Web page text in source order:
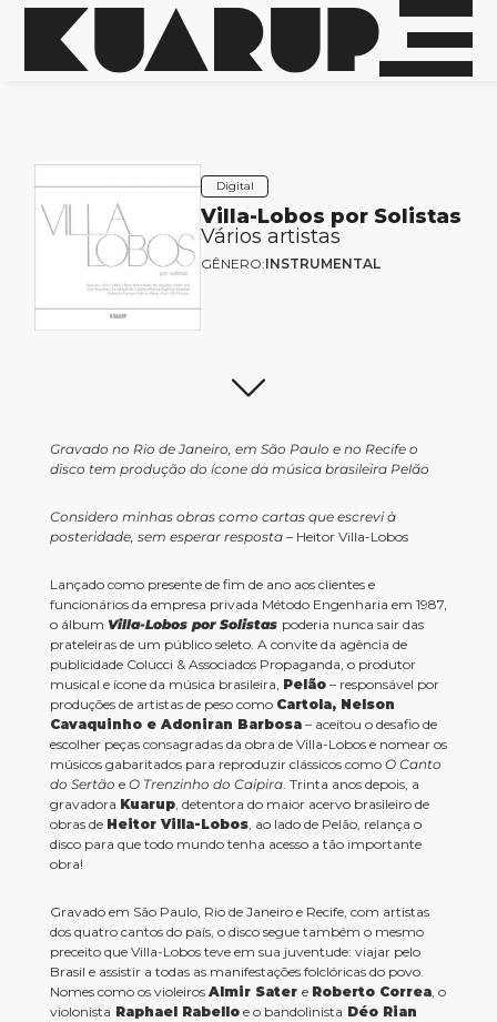
Digital
Villa-Lobos por Solistas
Vários artistas
GÊNERO:INSTRUMENTAL
Gravado no Rio de Janeiro, em São Paulo e no Recife o
disco tem produção do ícone da música brasileira Pelão
Considero minhas obras como cartas que escrevi à
posteridade, sem esperar resposta – Heitor Villa-Lobos
Lançado como presente de fim de ano aos clientes e
funcionários da empresa privada Método Engenharia em 1987,
o álbum Villa-Lobos por Solistas poderia nunca sair das
prateleiras de um público seleto. A convite da agência de
publicidade Colucci & Associados Propaganda, o produtor
musical e ícone da música brasileira, Pelão– responsável por
produções de artistas de peso como Cartola, Nelson
Cavaquinho e Adoniran Barbosa– aceitou o desafio de
escolher peças consagradas da obra de Villa-Lobos e nomear os
músicos gabaritados para reproduzir clássicos como O Canto
do Sertão e O Trenzinho do Caipira. Trinta anos depois, a
gravadora Kuarup, detentora do maior acervo brasileiro de
obras de Heitor Villa-Lobos, ao lado de Pelão, relança o
disco para que todo mundo tenha acesso a tão importante
obra!
Gravado em São Paulo, Rio de Janeiro e Recife, com artistas
dos quatro cantos do país, o disco segue também o mesmo
preceito que Villa-Lobos teve em sua juventude: viajar pelo
Brasil e assistir a todas as manifestações folclóricas do povo.
Nomes como os violeiros Almir Sater e Roberto Correa, o
violonista Raphael Rabelloe o bandolinista Déo Rian